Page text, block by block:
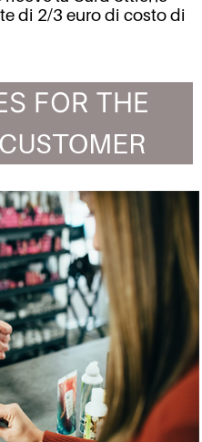
di 2/3 euro di costo di
FOR THE
CUSTOMER